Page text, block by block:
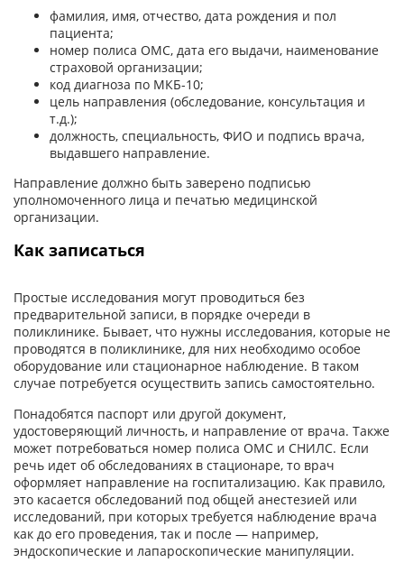
фамилия, имя, отчество, дата рождения и пол
пациента;
номер полиса ОМС, дата его выдачи, наименование
страховой организации;
код диагноза по МКБ-10;
цель направления (обследование, консультация и
т.д.);
должность, специальность, ФИО и подпись врача,
выдавшего направление.
Направление должно быть заверено подписью
уполномоченного лица и печатью медицинской
организации.
Как записаться
Простые исследования могут проводиться без
предварительной записи, в порядке очереди в
поликлинике. Бывает, что нужны исследования, которые не
проводятся в поликлинике, для них необходимо особое
оборудование или стационарное наблюдение. В таком
случае потребуется осуществить запись самостоятельно.
Понадобятся паспорт или другой документ,
удостоверяющий личность, и направление от врача. Также
может потребоваться номер полиса ОМС и СНИЛС. Если
речь идет об обследованиях в стационаре, то врач
оформляет направление на госпитализацию. Как правило,
это касается обследований под общей анестезией или
исследований, при которых требуется наблюдение врача
как до его проведения, так и после — например,
эндоскопические и лапароскопические манипуляции.